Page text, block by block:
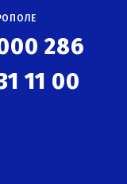
286
11 00